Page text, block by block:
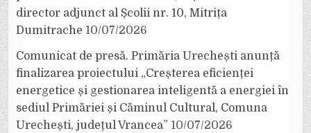
director adjunct al Școlii nr. 10, Mitrița
Dumitrache 10/07/2026
Comunicat de presă. Primăria Urechești anunță
finalizarea proiectului „Creșterea eficienței
energetice și gestionarea inteligentă a energiei în
sediul Primăriei și Căminul Cultural, Comuna
Urechești, județul Vrancea” 10/07/2026